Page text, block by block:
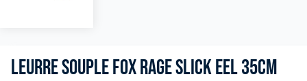
LEURRE SOUPLE FOX RAGE SLICK EEL 35CM